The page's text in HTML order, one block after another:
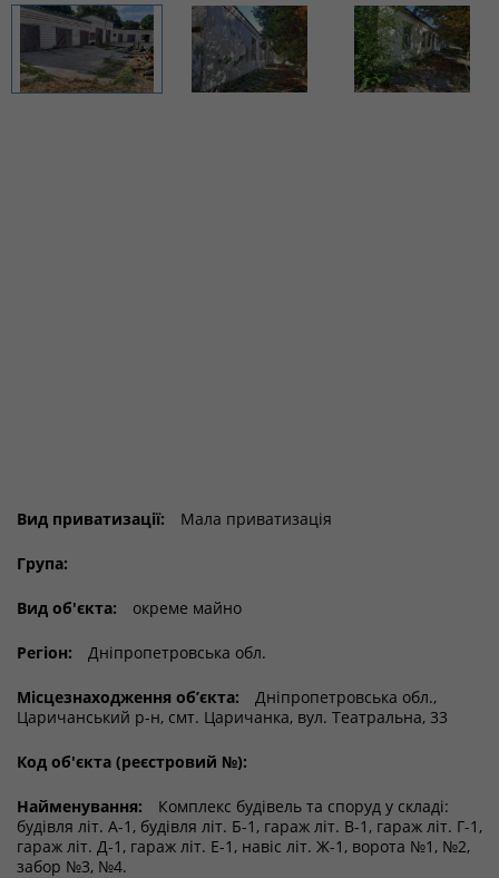
Вид приватизації: Мала приватизація
Група:
Вид об'єкта: окреме майно
Регіон: Дніпропетровська обл.
Місцезнаходження об’єкта:
Дніпропетровська обл.,
Царичанський р-н, смт. Царичанка, вул. Театральна, 33
Код об'єкта (реєстровий №):
Найменування:
Комплекс будівель та споруд у складі:
будівля літ. А-1, будівля літ. Б-1, гараж літ. В-1, гараж літ. Г-1,
гараж літ. Д-1, гараж літ. Е-1, навіс літ. Ж-1, ворота №1, №2,
забор №3, №4.